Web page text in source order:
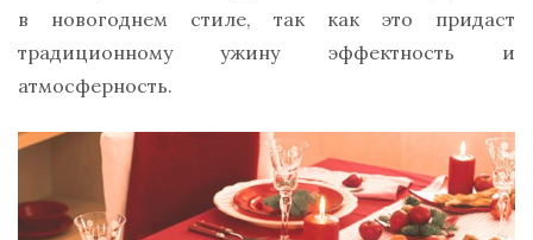
в новогоднем стиле, так как это придаст
традиционному ужину эффектность и
атмосферность.